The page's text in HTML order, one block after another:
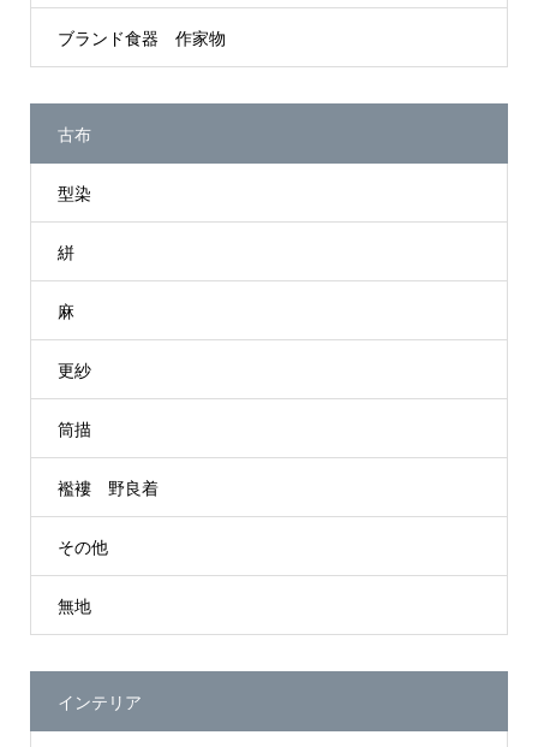
ブランド食器 作家物
古布
型染
絣
麻
更紗
筒描
襤褸 野良着
その他
無地
インテリア